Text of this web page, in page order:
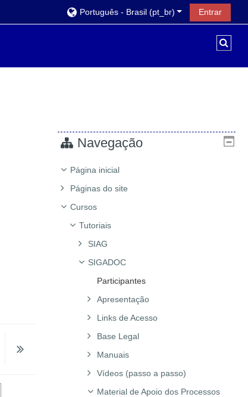
Português - Brasil ‎(pt_br)‎
Entrar
Navegação
Página inicial
Páginas do site
Cursos
Tutoriais
SIAG
SIGADOC
Participantes
Apresentação
Links de Acesso
Base Legal
Manuais
Vídeos (passo a passo)
Material de Apoio dos Processos